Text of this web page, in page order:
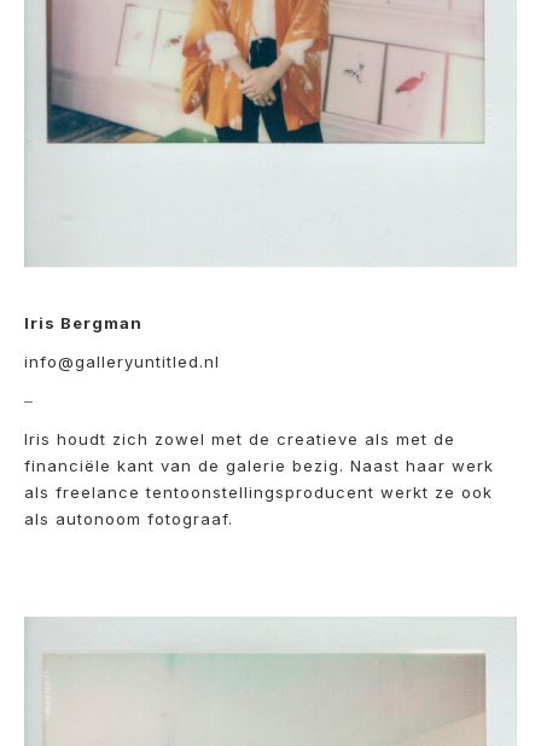
Iris Bergman
info@galleryuntitled.nl
–
Iris houdt zich zowel met de creatieve als met de
financiële kant van de galerie bezig. Naast haar werk
als freelance tentoonstellingsproducent werkt ze ook
als autonoom fotograaf.